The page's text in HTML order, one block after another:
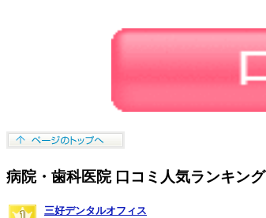
病院・歯科医院 口コミ人気ランキング
三好デンタルオフィス